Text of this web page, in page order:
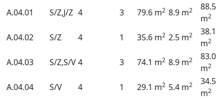
A.04.01 S/Z,J/Z 4 3 79.6 m2 8.9 m2
88.5
m2
A.04.02 S/Z 4 1 35.6 m2 2.5 m2
38.1
m2
A.04.03 S/Z,S/V4 3 74.1 m2 8.9 m2
83.0
m2
A.04.04 S/V 4 1 29.1 m2 5.4 m2
34.5
m2